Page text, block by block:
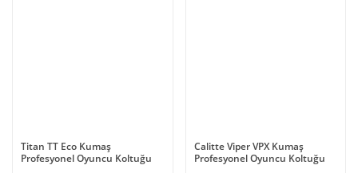
Titan TT Eco Kumaş
Profesyonel Oyuncu Koltuğu
Calitte Viper VPX Kumaş
Profesyonel Oyuncu Koltuğu